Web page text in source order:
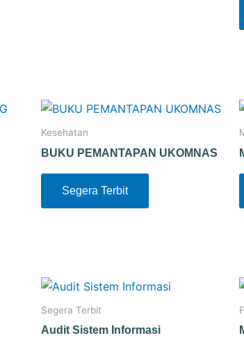
Kesehatan
BUKU PEMANTAPAN UKOMNAS
Segera Terbit
Segera Terbit
Audit Sistem Informasi